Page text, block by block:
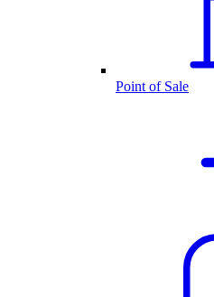
Point of Sale